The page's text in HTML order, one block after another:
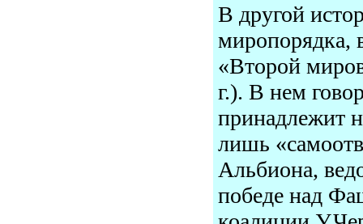
В другой
миропорядка,
«Второй
г.). В нем
принадлежит
лишь
Альбиона,
победе над